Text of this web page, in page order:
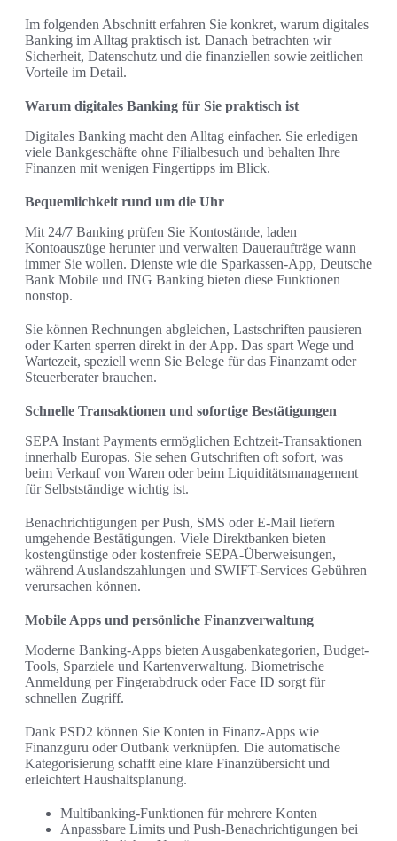
Im folgenden Abschnitt erfahren Sie konkret, warum digitales
Banking im Alltag praktisch ist. Danach betrachten wir
Sicherheit, Datenschutz und die finanziellen sowie zeitlichen
Vorteile im Detail.
Warum digitales Banking für Sie praktisch ist
Digitales Banking macht den Alltag einfacher. Sie erledigen
viele Bankgeschäfte ohne Filialbesuch und behalten Ihre
Finanzen mit wenigen Fingertipps im Blick.
Bequemlichkeit rund um die Uhr
Mit 24/7 Banking prüfen Sie Kontostände, laden
Kontoauszüge herunter und verwalten Daueraufträge wann
immer Sie wollen. Dienste wie die Sparkassen-App, Deutsche
Bank Mobile und ING Banking bieten diese Funktionen
nonstop.
Sie können Rechnungen abgleichen, Lastschriften pausieren
oder Karten sperren direkt in der App. Das spart Wege und
Wartezeit, speziell wenn Sie Belege für das Finanzamt oder
Steuerberater brauchen.
Schnelle Transaktionen und sofortige Bestätigungen
SEPA Instant Payments ermöglichen Echtzeit-Transaktionen
innerhalb Europas. Sie sehen Gutschriften oft sofort, was
beim Verkauf von Waren oder beim Liquiditätsmanagement
für Selbstständige wichtig ist.
Benachrichtigungen per Push, SMS oder E-Mail liefern
umgehende Bestätigungen. Viele Direktbanken bieten
kostengünstige oder kostenfreie SEPA-Überweisungen,
während Auslandszahlungen und SWIFT-Services Gebühren
verursachen können.
Mobile Apps und persönliche Finanzverwaltung
Moderne Banking-Apps bieten Ausgabenkategorien, Budget-
Tools, Sparziele und Kartenverwaltung. Biometrische
Anmeldung per Fingerabdruck oder Face ID sorgt für
schnellen Zugriff.
Dank PSD2 können Sie Konten in Finanz-Apps wie
Finanzguru oder Outbank verknüpfen. Die automatische
Kategorisierung schafft eine klare Finanzübersicht und
erleichtert Haushaltsplanung.
Multibanking-Funktionen für mehrere Konten
Anpassbare Limits und Push-Benachrichtigungen bei